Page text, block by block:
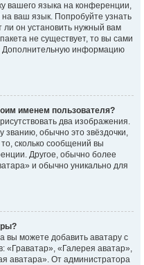
вашего языка на конференции,
ваш язык. Попробуйте узнать
он установить нужный вам
не существует, то вы сами
Дополнительную информацию
именем пользователя?
два изображения.
званию, обычно это звёздочки,
сколько сообщений вы
Другое, обычно более
и обычно уникально для
вы можете добавить аватару с
«Граватар», «Галерея аватар»,
аватара». От администратора